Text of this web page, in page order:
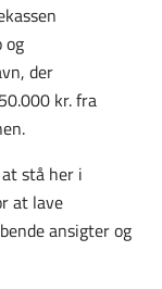
og
der
kr. fra
stå her i
at lave
ansigter og